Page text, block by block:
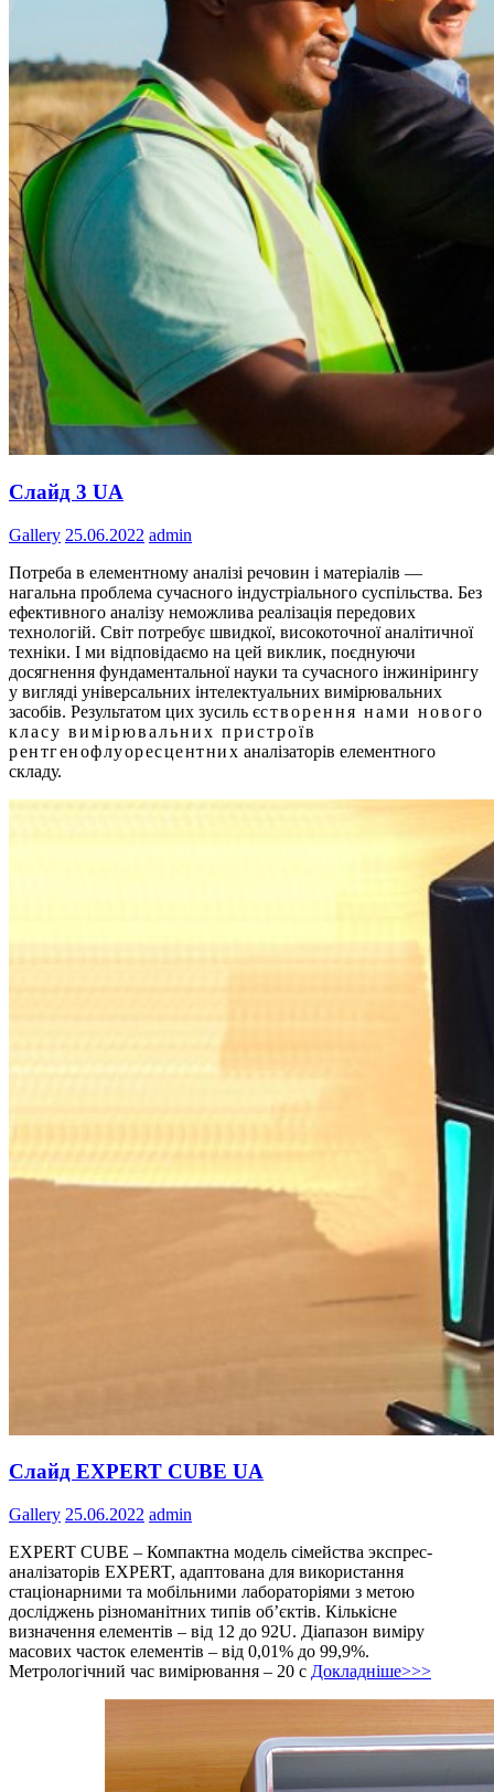
Слайд 3 UA
Gallery 25.06.2022 admin
Потреба в елементному аналізі речовин і матеріалів —
нагальна проблема сучасного індустріального суспільства. Без
ефективного аналізу неможлива реалізація передових
технологій. Світ потребує швидкої, високоточної аналітичної
техніки. І ми відповідаємо на цей виклик, поєднуючи
досягнення фундаментальної науки та сучасного інжинірингу
у вигляді універсальних інтелектуальних вимірювальних
засобів. Результатом цих зусиль єстворення нами нового
класу вимірювальних пристроїв
рентгенофлуоресцентних аналізаторів елементного
складу.
Слайд EXPERT CUBE UA
Gallery 25.06.2022 admin
EXPERT CUBE – Компактна модель сімейства экспрес-
аналізаторів EXPERT, адаптована для використання
стаціонарними та мобільними лабораторіями з метою
досліджень різноманітних типів об’єктів. Кількісне
визначення елементів – від 12 до 92U. Діапазон виміру
масових часток елементів – від 0,01% до 99,9%.
Метрологічний час вимірювання – 20 с Докладніше>>>